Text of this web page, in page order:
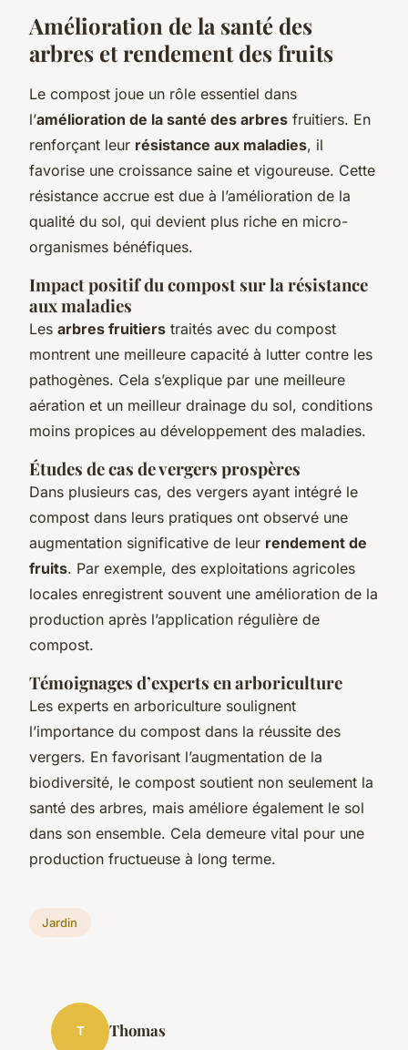
Amélioration de la santé des
arbres et rendement des fruits
Le compost joue un rôle essentiel dans
l’amélioration de la santé des arbres fruitiers. En
renforçant leur résistance aux maladies, il
favorise une croissance saine et vigoureuse. Cette
résistance accrue est due à l’amélioration de la
qualité du sol, qui devient plus riche en micro-
organismes bénéfiques.
Impact positif du compost sur la résistance
aux maladies
Les arbres fruitiers traités avec du compost
montrent une meilleure capacité à lutter contre les
pathogènes. Cela s’explique par une meilleure
aération et un meilleur drainage du sol, conditions
moins propices au développement des maladies.
Études de cas de vergers prospères
Dans plusieurs cas, des vergers ayant intégré le
compost dans leurs pratiques ont observé une
augmentation significative de leur rendement de
fruits. Par exemple, des exploitations agricoles
locales enregistrent souvent une amélioration de la
production après l’application régulière de
compost.
Témoignages d’experts en arboriculture
Les experts en arboriculture soulignent
l’importance du compost dans la réussite des
vergers. En favorisant l’augmentation de la
biodiversité, le compost soutient non seulement la
santé des arbres, mais améliore également le sol
dans son ensemble. Cela demeure vital pour une
production fructueuse à long terme.
Jardin
T Thomas